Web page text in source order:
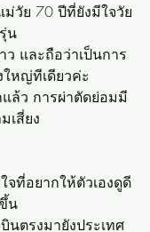
วัย 70 ปีที่ยังมีใจวัย
รุ่น
ว และถือว่าเป็นการ
หญ่ทีเดียวค่ะ
ล้ว การผ่าตัดย่อมมี
เสี่ยง
จที่อยากให้ตัวเองดูดี
น
ตรงมายังประเทศ